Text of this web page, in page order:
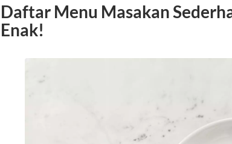
Daftar Menu Masakan
Enak!